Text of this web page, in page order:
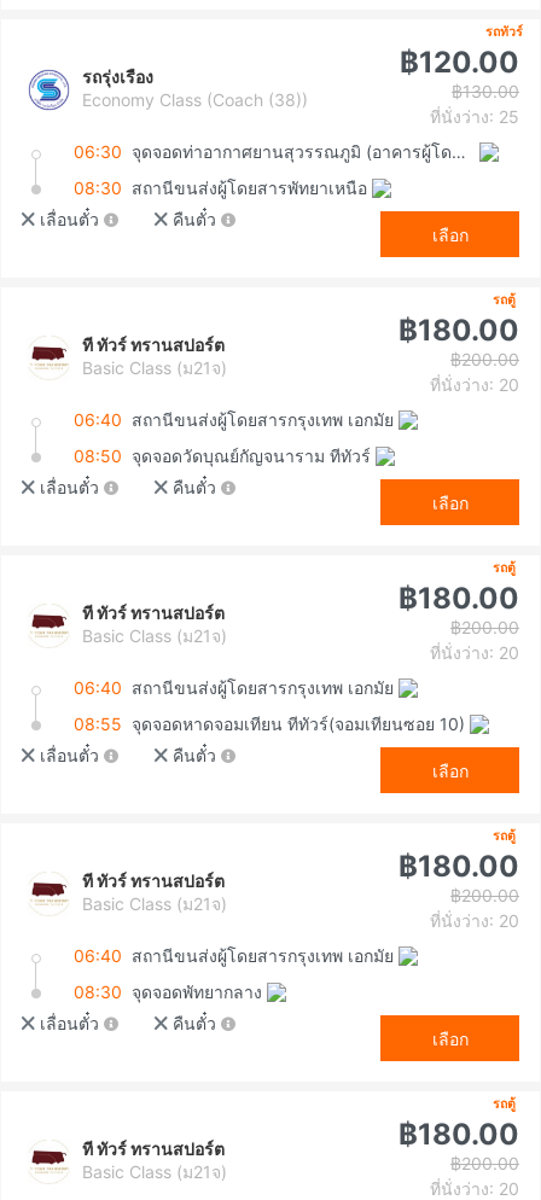
รถทัวร์
รถรุ่งเรือง
Economy Class (Coach (38))
฿120.00
฿130.00
ที่นั่งว่าง: 25
06:30
จุดจอดท่าอากาศยานสุวรรณภูมิ (อาคารผู้โดยสารขาเข้า ชั้น 1 ประตู 8)
08:30 สถานีขนส่งผู้โดยสารพัทยาเหนือ
เลื่อนตั๋ว
คืนตั๋ว
เลือก
รถตู้
ที ทัวร์ ทรานสปอร์ต
Basic Class (ม21จ)
฿180.00
฿200.00
ที่นั่งว่าง: 20
06:40 สถานีขนส่งผู้โดยสารกรุงเทพ เอกมัย
08:50 จุดจอดวัดบุณย์กัญจนาราม ทีทัวร์
เลื่อนตั๋ว
คืนตั๋ว
เลือก
รถตู้
ที ทัวร์ ทรานสปอร์ต
Basic Class (ม21จ)
฿180.00
฿200.00
ที่นั่งว่าง: 20
06:40 สถานีขนส่งผู้โดยสารกรุงเทพ เอกมัย
08:55 จุดจอดหาดจอมเทียน ทีทัวร์(จอมเทียนซอย 10)
เลื่อนตั๋ว
คืนตั๋ว
เลือก
รถตู้
ที ทัวร์ ทรานสปอร์ต
Basic Class (ม21จ)
฿180.00
฿200.00
ที่นั่งว่าง: 20
06:40 สถานีขนส่งผู้โดยสารกรุงเทพ เอกมัย
08:30 จุดจอดพัทยากลาง
เลื่อนตั๋ว
คืนตั๋ว
เลือก
รถตู้
ที ทัวร์ ทรานสปอร์ต
Basic Class (ม21จ)
฿180.00
฿200.00
ที่นั่งว่าง: 20